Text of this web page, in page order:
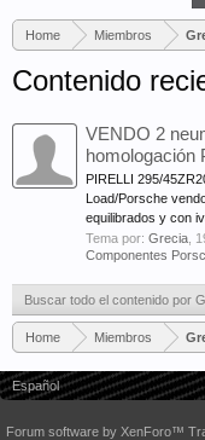
Home Miembros
Contenido
VENDO 2
homologación
PIRELLI 295/
Load/Porsche
equilibrados y con
Tema por: Grecia
Componentes
Buscar todo el contenido por
Home Miembros
Español
Forum software by XenForo™